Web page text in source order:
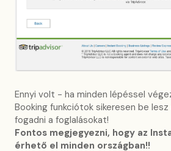
Ennyi volt - ha minden lépéssel
Booking funkciótok sikeresen be
fogadni a foglalásokat!
Fontos megjegyezni, hogy az
érhető el minden országban!!